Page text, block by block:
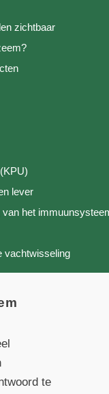
zichtbaar
lever
het
vachtwisseling
te